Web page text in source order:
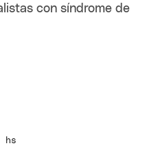
con síndrome de
hs